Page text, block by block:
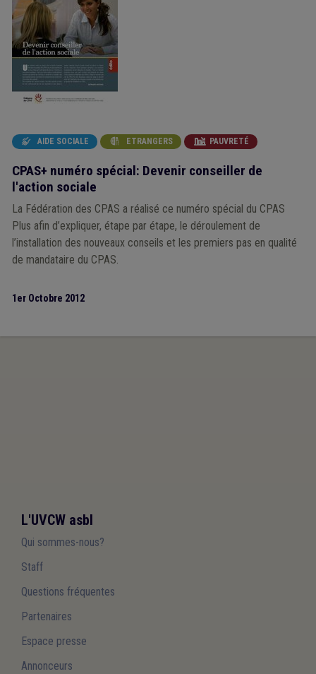
 AIDE SOCIALE  ETRANGERS  PAUVRETÉ
CPAS+ numéro spécial: Devenir conseiller de
l'action sociale
La Fédération des CPAS a réalisé ce numéro spécial du CPAS
Plus afin d’expliquer, étape par étape, le déroulement de
l’installation des nouveaux conseils et les premiers pas en qualité
de mandataire du CPAS.
1er Octobre 2012
L'UVCW asbl
Qui sommes-nous?
Staff
Questions fréquentes
Partenaires
Espace presse
Annonceurs